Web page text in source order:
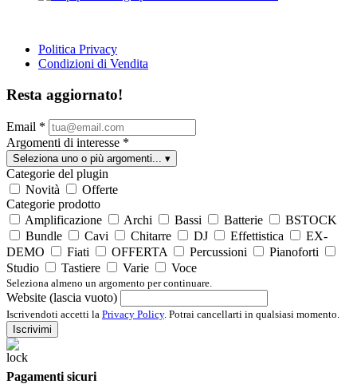
Politica Privacy
Condizioni di Vendita
Resta aggiornato!
Email *
Argomenti di interesse *
Seleziona uno o più argomenti... ▾
Categorie del plugin
Novità
Offerte
Categorie prodotto
Amplificazione
Archi Bassi Batterie
BSTOCK
Bundle
Cavi Chitarre DJ Effettistica
EX-
DEMO
Fiati OFFERTA Percussioni
Pianoforti
Studio
Tastiere Varie Voce
Seleziona almeno un argomento per continuare.
Website (lascia vuoto)
Iscrivendoti accetti la Privacy Policy. Potrai cancellarti in qualsiasi momento.
Iscrivimi
Pagamenti sicuri